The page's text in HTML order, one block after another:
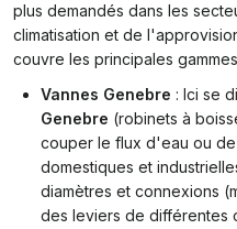
plus demandés dans les
climatisation et de
couvre les principales
Vannes Genebre : Ici se
Genebre (robinets à
couper le flux d'eau ou de
domestiques et
diamètres et connexions
des leviers de différentes